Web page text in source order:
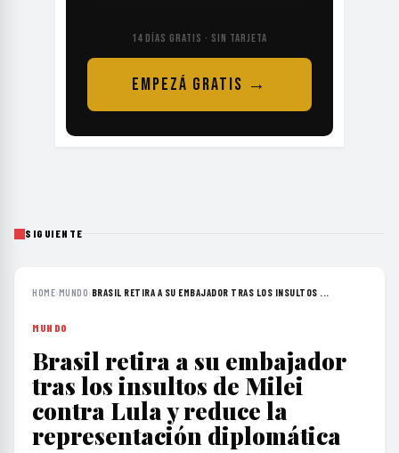
14 DÍAS GRATIS · SIN TARJETA
EMPEZÁ GRATIS →
SIGUIENTE
HOME›MUNDO› BRASIL RETIRA A SU EMBAJADOR TRAS LOS INSULTOS ...
MUNDO
Brasil retira a su embajador
tras los insultos de Milei
contra Lula y reduce la
representación diplomática